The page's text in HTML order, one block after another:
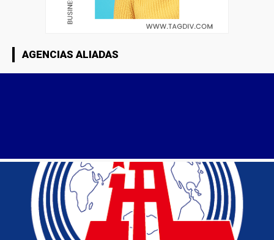
AGENCIAS ALIADAS